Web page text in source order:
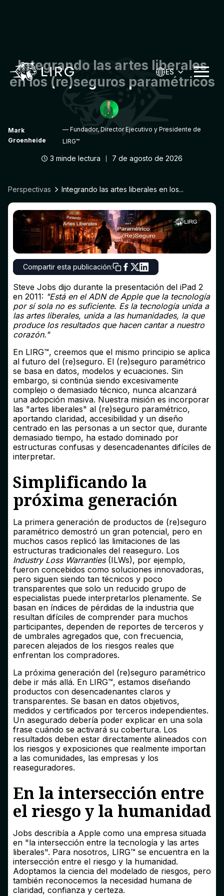
ES
Integrando las artes liberales
en los (re)seguros paramétricos
Mark
Groenheide
— Fundador, Director Ejecutivo y Presidente de
LIRG™
3 minde lectura 7 de agosto de 2026
Perspectivas Integrando las artes liberales en los...
Compartir esta publicación:
Steve Jobs dijo durante la presentación del iPad 2
en 2011: "Está en el ADN de Apple que la tecnología
por sí sola no es suficiente. Es la tecnología unida a
las artes liberales, unida a las humanidades, la que
produce los resultados que hacen cantar a nuestro
corazón."
En LIRG™, creemos que el mismo principio se aplica
al futuro del (re)seguro. El (re)seguro paramétrico
se basa en datos, modelos y ecuaciones. Sin
embargo, si continúa siendo excesivamente
complejo o demasiado técnico, nunca alcanzará
una adopción masiva. Nuestra misión es incorporar
las "artes liberales" al (re)seguro paramétrico,
aportando claridad, accesibilidad y un diseño
centrado en las personas a un sector que, durante
demasiado tiempo, ha estado dominado por
estructuras confusas y desencadenantes difíciles de
interpretar.
Simplificando la
próxima generación
La primera generación de productos de (re)seguro
paramétrico demostró un gran potencial, pero en
muchos casos replicó las limitaciones de las
estructuras tradicionales del reaseguro. Los
Industry Loss Warranties(ILWs), por ejemplo,
fueron concebidos como soluciones innovadoras,
pero siguen siendo tan técnicos y poco
transparentes que solo un reducido grupo de
especialistas puede interpretarlos plenamente. Se
basan en índices de pérdidas de la industria que
resultan difíciles de comprender para muchos
participantes, dependen de reportes de terceros y
de umbrales agregados que, con frecuencia,
parecen alejados de los riesgos reales que
enfrentan los compradores.
La próxima generación del (re)seguro paramétrico
debe ir más allá. En LIRG™, estamos diseñando
productos con desencadenantes claros y
transparentes. Se basan en datos objetivos,
medidos y certificados por terceros independientes.
Un asegurado debería poder explicar en una sola
frase cuándo se activará su cobertura. Los
resultados deben estar directamente alineados con
los riesgos y exposiciones que realmente importan
a las comunidades, las empresas y los
reaseguradores.
En la intersección entre
el riesgo y la humanidad
Jobs describía a Apple como una empresa situada
en "la intersección entre la tecnología y las artes
liberales". Para nosotros, LIRG™ se encuentra en la
intersección entre el riesgo y la humanidad.
Adoptamos la ciencia del modelado de riesgos, pero
también reconocemos la necesidad humana de
claridad, confianza y certeza.